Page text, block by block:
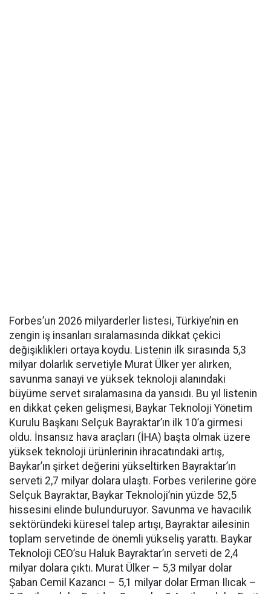
Forbes’un 2026 milyarderler listesi, Türkiye’nin en
zengin iş insanları sıralamasında dikkat çekici
değişiklikleri ortaya koydu. Listenin ilk sırasında 5,3
milyar dolarlık servetiyle Murat Ülker yer alırken,
savunma sanayi ve yüksek teknoloji alanındaki
büyüme servet sıralamasına da yansıdı. Bu yıl listenin
en dikkat çeken gelişmesi, Baykar Teknoloji Yönetim
Kurulu Başkanı Selçuk Bayraktar’ın ilk 10’a girmesi
oldu. İnsansız hava araçları (İHA) başta olmak üzere
yüksek teknoloji ürünlerinin ihracatındaki artış,
Baykar’ın şirket değerini yükseltirken Bayraktar’ın
serveti 2,7 milyar dolara ulaştı. Forbes verilerine göre
Selçuk Bayraktar, Baykar Teknoloji’nin yüzde 52,5
hissesini elinde bulunduruyor. Savunma ve havacılık
sektöründeki küresel talep artışı, Bayraktar ailesinin
toplam servetinde de önemli yükseliş yarattı. Baykar
Teknoloji CEO’su Haluk Bayraktar’ın serveti de 2,4
milyar dolara çıktı. Murat Ülker – 5,3 milyar dolar
Şaban Cemil Kazancı – 5,1 milyar dolar Erman Ilıcak –